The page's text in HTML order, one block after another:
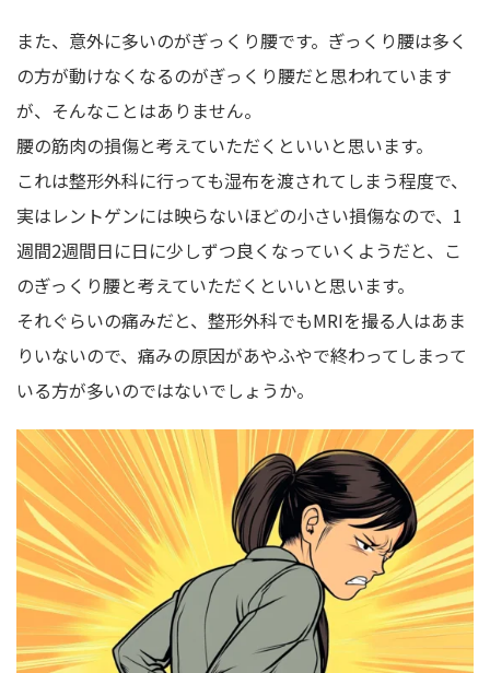
また、意外に多いのがぎっくり腰です。ぎっくり腰は多く
の方が動けなくなるのがぎっくり腰だと思われています
が、そんなことはありません。
腰の筋肉の損傷と考えていただくといいと思います。
これは整形外科に行っても湿布を渡されてしまう程度で、
実はレントゲンには映らないほどの小さい損傷なので、1
週間2週間日に日に少しずつ良くなっていくようだと、こ
のぎっくり腰と考えていただくといいと思います。
それぐらいの痛みだと、整形外科でもMRIを撮る人はあま
りいないので、痛みの原因があやふやで終わってしまって
いる方が多いのではないでしょうか。